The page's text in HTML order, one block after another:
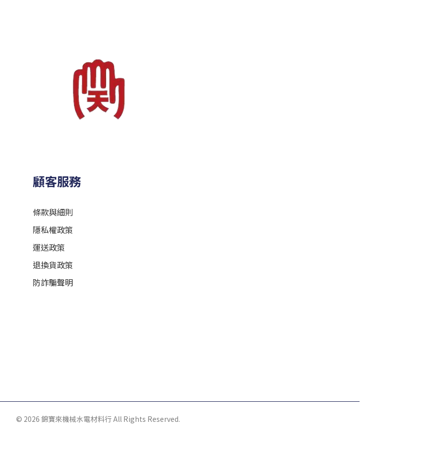
顧客服務
條款與細則
隱私權政策
運送政策
退換貨政策
防詐騙聲明
© 2026 錦寶來機械水電材料行 All Rights Reserved.